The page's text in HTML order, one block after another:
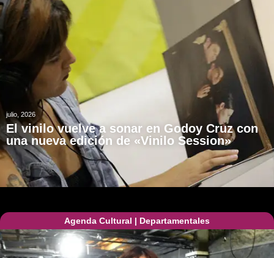
julio, 2026
El vinilo vuelve a sonar en Godoy Cruz con
una nueva edición de «Vinilo Session»
Agenda Cultural | Departamentales